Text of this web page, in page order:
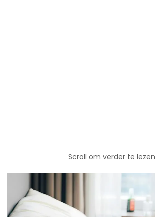
Scroll om verder te lezen